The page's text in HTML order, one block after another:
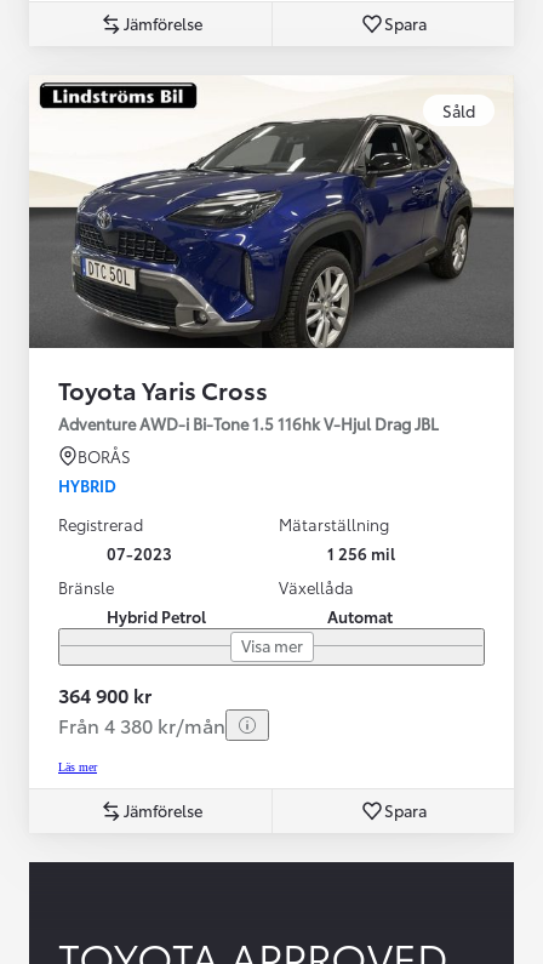
Jämförelse Spara
Såld
Toyota Yaris Cross
Adventure AWD-i Bi-Tone 1.5 116hk V-Hjul Drag JBL
BORÅS
HYBRID
Registrerad
07-2023
Mätarställning
1 256 mil
Bränsle
Hybrid Petrol
Växellåda
Automat
Visa mer
364 900 kr
Från 4 380 kr/mån
Läs mer
Jämförelse Spara